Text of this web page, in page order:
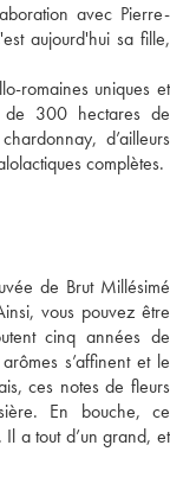
avec Pierre-
aujourd'hui sa fille,
romaines uniques et
de 300 hectares de
d’ailleurs
complètes.
de Brut Millésimé
vous pouvez être
cinq années de
s’affinent et le
ces notes de fleurs
En bouche, ce
a tout d’un grand, et